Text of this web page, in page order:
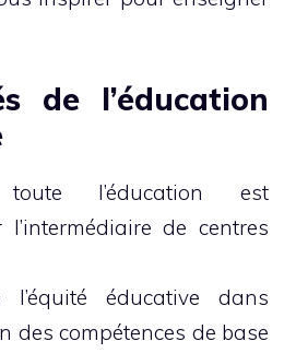
de l’éducation
toute l’éducation est
l’intermédiaire de centres
l’équité éducative dans
des compétences de base